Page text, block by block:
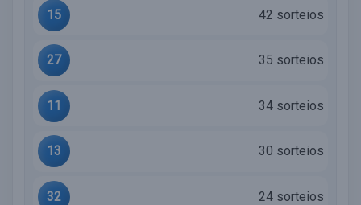
15 42 sorteios
27 35 sorteios
11 34 sorteios
13 30 sorteios
32 24 sorteios